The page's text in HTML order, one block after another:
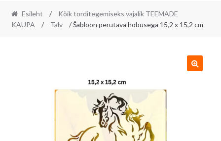
Esileht /
Kõik torditegemiseks vajalik TEEMADE
KAUPA
/ Talv / Šabloon perutava hobusega 15,2 x 15,2 cm